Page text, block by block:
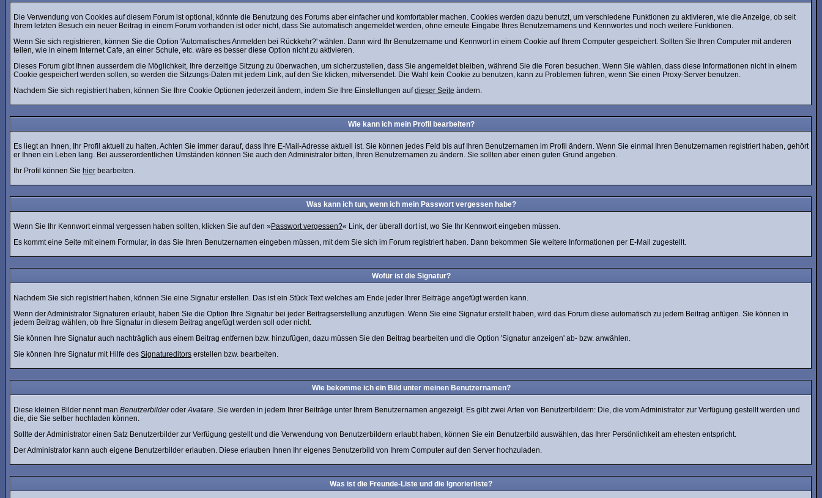
Die Verwendung von Cookies auf diesem Forum ist optional, könnte die Benutzung des Forums aber einfacher und komfortabler machen. Cookies werden dazu benutzt, um verschiedene Funktionen zu aktivieren, wie die Anzeige, ob seit
Ihrem letzten Besuch ein neuer Beitrag in einem Forum vorhanden ist oder nicht, dass Sie automatisch angemeldet werden, ohne erneute Eingabe Ihres Benutzernamens und Kennwortes und noch weitere Funktionen.
Wenn Sie sich registrieren, können Sie die Option 'Automatisches Anmelden bei Rückkehr?' wählen. Dann wird Ihr Benutzername und Kennwort in einem Cookie auf Ihrem Computer gespeichert. Sollten Sie Ihren Computer mit anderen
teilen, wie in einem Internet Cafe, an einer Schule, etc. wäre es besser diese Option nicht zu aktivieren.
Dieses Forum gibt Ihnen ausserdem die Möglichkeit, Ihre derzeitige Sitzung zu überwachen, um sicherzustellen, dass Sie angemeldet bleiben, während Sie die Foren besuchen. Wenn Sie wählen, dass diese Informationen nicht in einem
Cookie gespeichert werden sollen, so werden die Sitzungs-Daten mit jedem Link, auf den Sie klicken, mitversendet. Die Wahl kein Cookie zu benutzen, kann zu Problemen führen, wenn Sie einen Proxy-Server benutzen.
Nachdem Sie sich registriert haben, können Sie Ihre Cookie Optionen jederzeit ändern, indem Sie Ihre Einstellungen aufdieser Seite ändern.
Wie kann ich mein Profil bearbeiten?
Es liegt an Ihnen, Ihr Profil aktuell zu halten. Achten Sie immer darauf, dass Ihre E-Mail-Adresse aktuell ist. Sie können jedes Feld bis auf Ihren Benutzernamen im Profil ändern. Wenn Sie einmal Ihren Benutzernamen registriert haben, gehört
er Ihnen ein Leben lang. Bei ausserordentlichen Umständen können Sie auch den Administrator bitten, Ihren Benutzernamen zu ändern. Sie sollten aber einen guten Grund angeben.
Ihr Profil können Sie hier bearbeiten.
Was kann ich tun, wenn ich mein Passwort vergessen habe?
Wenn Sie Ihr Kennwort einmal vergessen haben sollten, klicken Sie auf den »Passwort vergessen?« Link, der überall dort ist, wo Sie Ihr Kennwort eingeben müssen.
Es kommt eine Seite mit einem Formular, in das Sie Ihren Benutzernamen eingeben müssen, mit dem Sie sich im Forum registriert haben. Dann bekommen Sie weitere Informationen per E-Mail zugestellt.
Wofür ist die Signatur?
Nachdem Sie sich registriert haben, können Sie eine Signatur erstellen. Das ist ein Stück Text welches am Ende jeder Ihrer Beiträge angefügt werden kann.
Wenn der Administrator Signaturen erlaubt, haben Sie die Option Ihre Signatur bei jeder Beitragserstellung anzufügen. Wenn Sie eine Signatur erstellt haben, wird das Forum diese automatisch zu jedem Beitrag anfügen. Sie können in
jedem Beitrag wählen, ob Ihre Signatur in diesem Beitrag angefügt werden soll oder nicht.
Sie können Ihre Signatur auch nachträglich aus einem Beitrag entfernen bzw. hinzufügen, dazu müssen Sie den Beitrag bearbeiten und die Option 'Signatur anzeigen' ab- bzw. anwählen.
Sie können Ihre Signatur mit Hilfe des Signatureditors erstellen bzw. bearbeiten.
Wie bekomme ich ein Bild unter meinen Benutzernamen?
Diese kleinen Bilder nennt man BenutzerbilderoderAvatare. Sie werden in jedem Ihrer Beiträge unter Ihrem Benutzernamen angezeigt. Es gibt zwei Arten von Benutzerbildern: Die, die vom Administrator zur Verfügung gestellt werden und
die, die Sie selber hochladen können.
Sollte der Administrator einen Satz Benutzerbilder zur Verfügung gestellt und die Verwendung von Benutzerbildern erlaubt haben, können Sie ein Benutzerbild auswählen, das Ihrer Persönlichkeit am ehesten entspricht.
Der Administrator kann auch eigene Benutzerbilder erlauben. Diese erlauben Ihnen Ihr eigenes Benutzerbild von Ihrem Computer auf den Server hochzuladen.
Was ist die Freunde-Liste und die Ignorierliste?